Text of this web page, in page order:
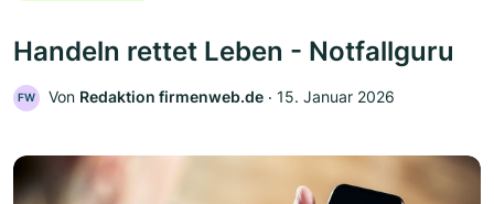
Handeln rettet Leben - Notfallguru
FW Von Redaktion firmenweb.de ‧ 15. Januar 2026